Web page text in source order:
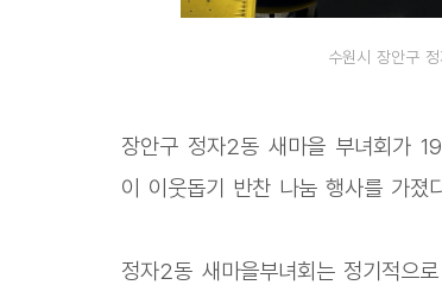
수원시 장안구
장안구 정자2동 새마을 부녀회가
이 이웃돕기 반찬 나눔 행사를 가졌
정자2동 새마을부녀회는 정기적으